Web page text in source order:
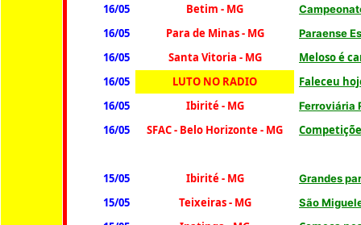
16/05 Betim - MG
16/05 Para de Minas- MG Paraense
16/05 Santa Vitoria - MG
Meloso é
16/05
LUTO NO RADIO
Faleceu
16/05
Ibirité - MG Ferroviária
16/05 SFAC - Belo Horizonte - MG
15/05 Ibirité - MG Grandes
15/05 Teixeiras- MG São